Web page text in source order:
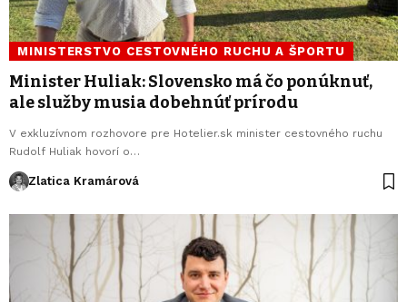
MINISTERSTVO CESTOVNÉHO RUCHU A ŠPORTU
Minister Huliak: Slovensko má čo ponúknuť,
ale služby musia dobehnúť prírodu
V exkluzívnom rozhovore pre Hotelier.sk minister cestovného ruchu
Rudolf Huliak hovorí o…
Zlatica Kramárová